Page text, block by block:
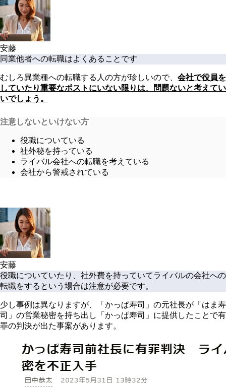
安藤
同業他者への転職はよくあることです
むしろ異業種への転職する人の方が珍しいので、 会社で役員を
していたり重要なポストにいない限りは、問題ないと考えてい
いでしょう。
注意しないといけない方
役職についている
社外秘を持っている
ライバル会社への転職を考えている
会社から警戒されている
安藤
役職についていたり、社外費を持っていてライバルの会社への
転職をするという場合は注意が必要です。
少し事例は異なりますが、「かっぱ寿司」の元社長が「はま寿
司」の営業秘密を持ち出し「かっぱ寿司」に提供したことで有
罪の判決が出た事案があります。